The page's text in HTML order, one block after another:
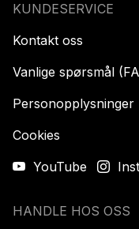
KUNDESERVICE
Kontakt oss
Vanlige spørsmål
Personopplysninger
Cookies
YouTube
HANDLE HOS OSS